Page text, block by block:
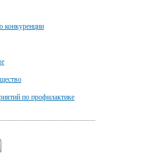
конкуренции
по профилактике